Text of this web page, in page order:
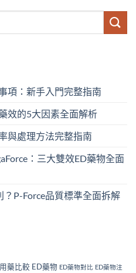
項：新手入門完整指南
效的5大因素全面解析
與處理方法完整指南
：三大雙效ED藥物全面
P-Force品質標準全面拆解
藥比較 ED藥物 ED藥物對比 ED藥物注